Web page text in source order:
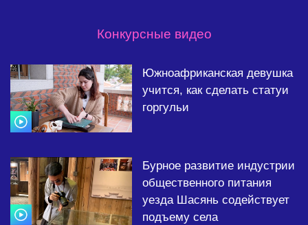
Конкурсные видео
Южноафриканская девушка
учится, как сделать статуи
горгульи
Бурное развитие индустрии
общественного питания
уезда Шасянь содействует
подъему села